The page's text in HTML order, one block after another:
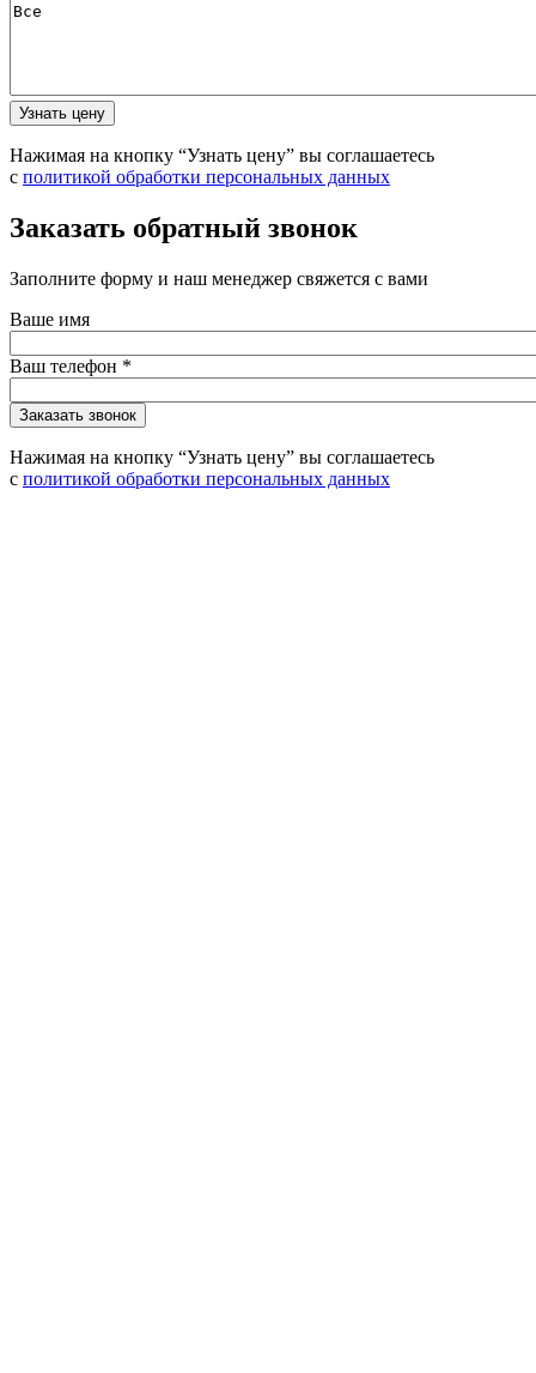
Нажимая на кнопку “Узнать цену” вы соглашаетесь
с политикой обработки персональных данных
Заказать обратный звонок
Заполните форму и наш менеджер свяжется с вами
Ваше имя
Ваш телефон *
Нажимая на кнопку “Узнать цену” вы соглашаетесь
с политикой обработки персональных данных